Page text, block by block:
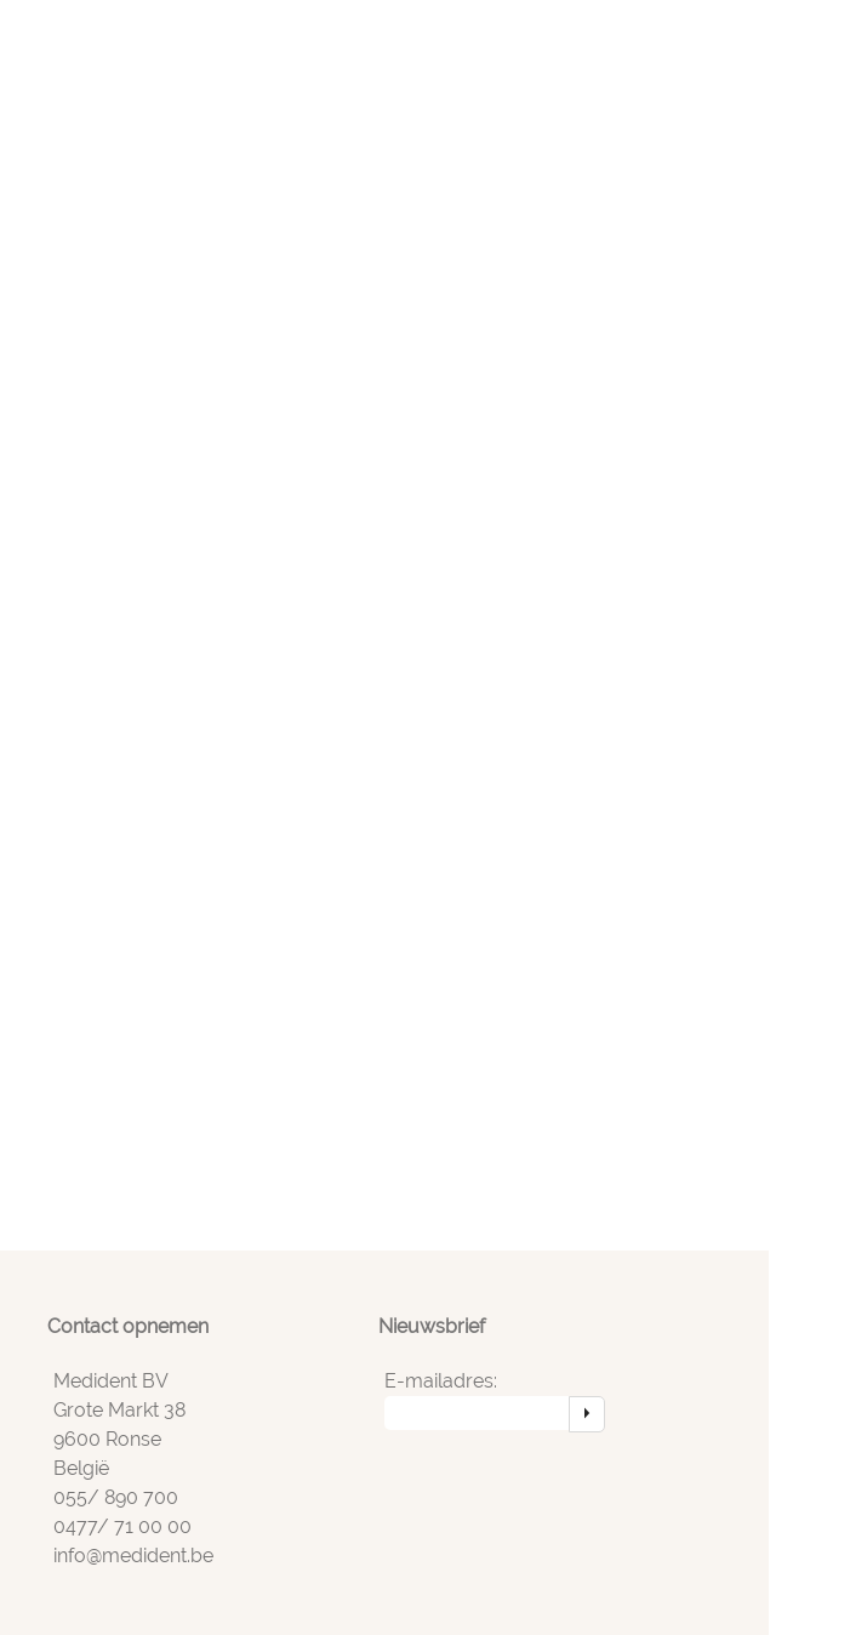
Contact opnemen
Medident BV
Grote Markt 38
9600 Ronse
België
055/ 890 700
0477/ 71 00 00
info@medident.be
Nieuwsbrief
E-mailadres: